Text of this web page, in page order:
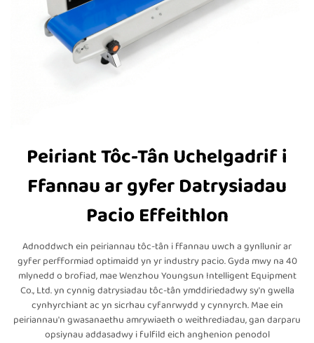
Peiriant Tôc-Tân Uchelgadrif i
Ffannau ar gyfer Datrysiadau
Pacio Effeithlon
Adnoddwch ein peiriannau tôc-tân i ffannau uwch a gynllunir ar
gyfer perfformiad optimaidd yn yr industry pacio. Gyda mwy na 40
mlynedd o brofiad, mae Wenzhou Youngsun Intelligent Equipment
Co., Ltd. yn cynnig datrysiadau tôc-tân ymddiriedadwy sy'n gwella
cynhyrchiant ac yn sicrhau cyfanrwydd y cynnyrch. Mae ein
peiriannau'n gwasanaethu amrywiaeth o weithrediadau, gan darparu
opsiynau addasadwy i fulfild eich anghenion penodol